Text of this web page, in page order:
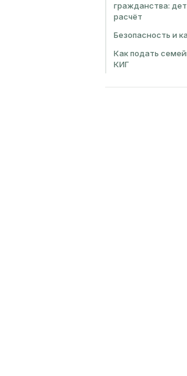
гражданства:
расчёт
Безопасность и
Как подать
КИГ